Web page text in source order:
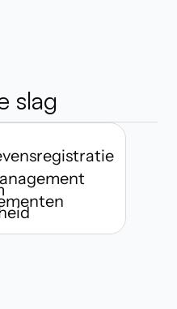
slag